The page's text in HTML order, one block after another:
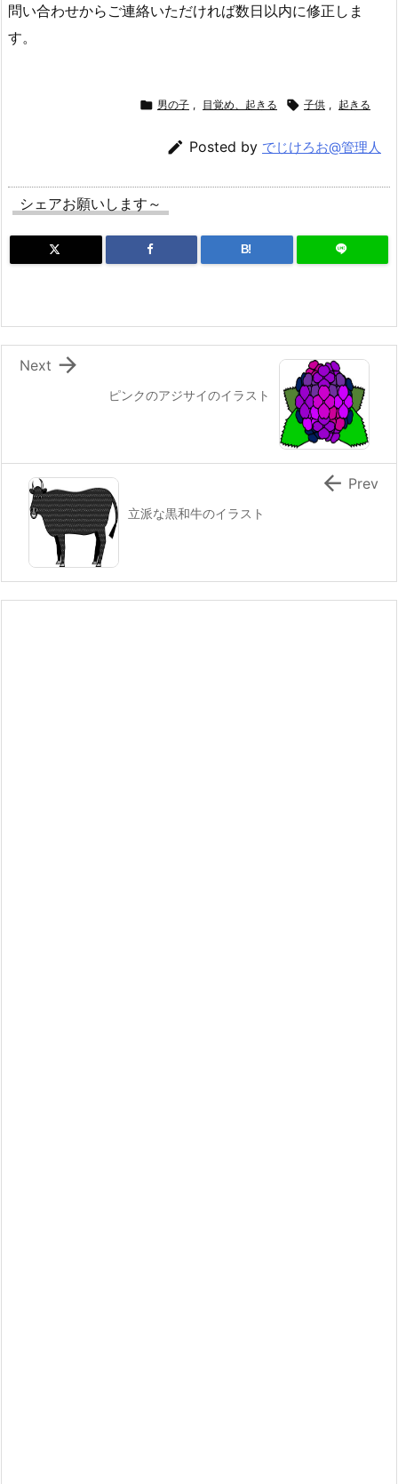
問い合わせからご連絡いただければ数日以内に修正しま
す。
 男の子 , 目覚め、起きる  子供 , 起きる
 Posted by でじけろお@管理人
シェアお願いします～
B!
ピンクのアジサイのイラスト

Next
立派な黒和牛のイラスト
 Prev